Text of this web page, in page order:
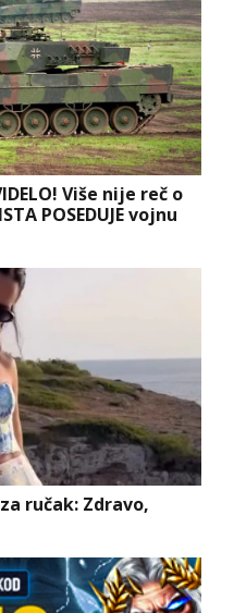
Više nije reč o
POSEDUJE vojnu
ručak: Zdravo,